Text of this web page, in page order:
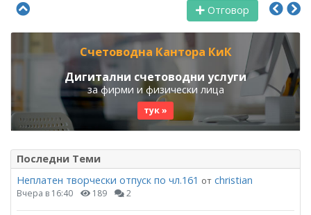
Отговор
Счетоводна Кантора КиК
Дигитални счетоводни услуги
за фирми и физически лица
тук »
Последни Теми
Неплатен творчески отпуск по чл.161 от christian
Вчера в 16:40 189 2